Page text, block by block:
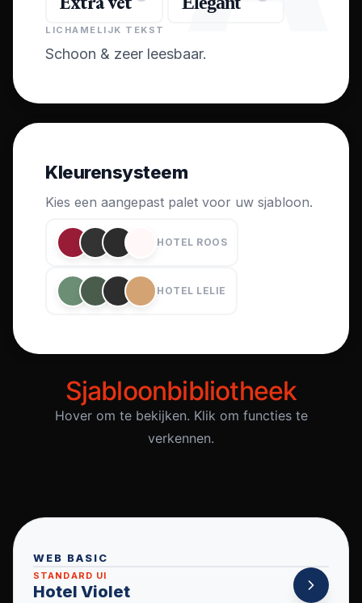
LICHAMELIJK TEKST
Schoon & zeer leesbaar.
Kleurensysteem
Kies een aangepast palet voor uw sjabloon.
HOTEL ROOS
HOTEL LELIE
Sjabloonbibliotheek
Hover om te bekijken. Klik om functies te
verkennen.
WEB BASIC
STANDARD UI
Hotel Violet